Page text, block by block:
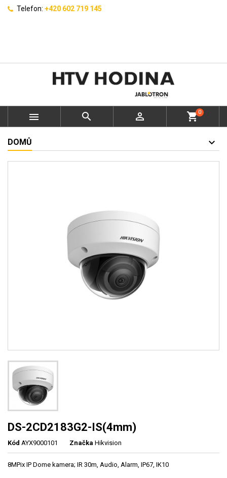
Telefon: +420 602 719 145
   shopping_cart0
DOMŮ
DS-2CD2183G2-IS(4mm)
Kód AYX9000101 Značka Hikvision
8MPix IP Dome kamera; IR 30m, Audio, Alarm, IP67, IK10